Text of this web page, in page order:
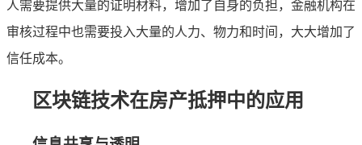
人需要提供大量的证明材料，增加了自身的负担，金融机构在
审核过程中也需要投入大量的人力、物力和时间，大大增加了
信任成本。
区块链技术在房产抵押中的应用